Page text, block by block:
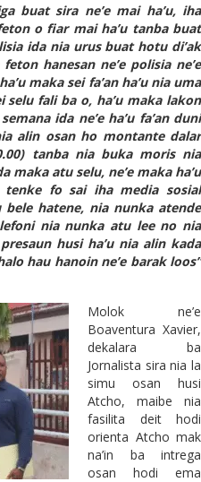
buat sira ne’e mai ha’u, iha
o fiar mai ha’u tanba buat
ida nia urus buat hotu di’ak
hanesan ne’e polisia ne’e
maka sei fa’an ha’u nia uma
selu fali ba o, ha’u maka lakon
ida ne’e ha’u fa’an duni
alin osan ho montante dalar
tanba nia buka moris nia
atu selu, ne’e maka ha’u
tenke fo sai iha media sosial
bele hatene, nia nunka atende
nia nunka atu lee no nia
husi ha’u nia alin kada
hau hanoin ne’e barak loos”
Molok ne’e
Boaventura Xavier,
dekalara ba
Jornalista sira nia la
simu osan husi
Atcho, maibe nia
fasilita deit hodi
orienta Atcho mak
na’in ba intrega
osan hodi ema